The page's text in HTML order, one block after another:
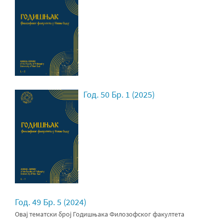
Год. 50 Бр. 1 (2025)
Год. 49 Бр. 5 (2024)
Оваj тематски број Годишњака Филозофског факултета